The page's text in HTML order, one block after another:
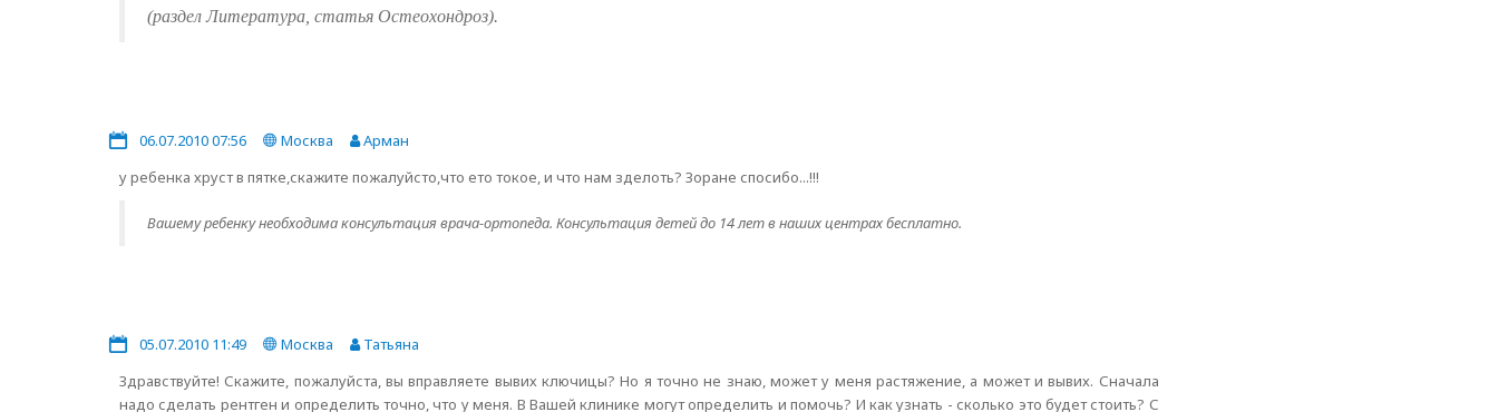
(раздел Литература, статья Остеохондроз).
06.07.2010 07:56 Москва
Арман
у ребенка хруст в пятке,скажите пожалуйсто,что ето токое, и что нам зделоть? Зоране спосибо...!!!
Вашему ребенку необходима консультация врача-ортопеда. Консультация детей до 14 лет в наших центрах бесплатно.
05.07.2010 11:49 Москва
Татьяна
Здравствуйте! Скажите, пожалуйста, вы вправляете вывих ключицы? Но я точно не знаю, может у меня растяжение, а может и вывих. Сначала
надо сделать рентген и определить точно, что у меня. В Вашей клинике могут определить и помочь? И как узнать - сколько это будет стоить? С